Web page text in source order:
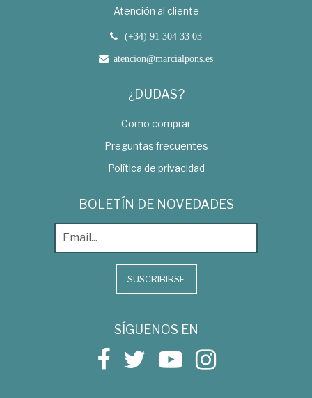
Atención al cliente
(+34) 91 304 33 03
atencion@marcialpons.es
¿DUDAS?
Como comprar
Preguntas frecuentes
Política de privacidad
BOLETÍN DE NOVEDADES
SUSCRIBIRSE
SÍGUENOS EN